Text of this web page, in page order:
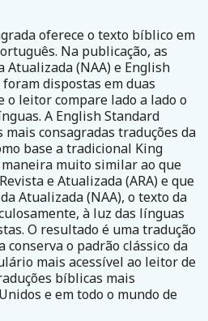
oferece o texto bíblico em
Na publicação, as
Atualizada (NAA) e English
dispostas em duas
o leitor compare lado a lado o
A English Standard
mais consagradas traduções da
base a tradicional King
maneira muito similar ao que
e Atualizada (ARA) e que
Atualizada (NAA), o texto da
à luz das línguas
O resultado é uma tradução
o padrão clássico da
mais acessível ao leitor de
bíblicas mais
e em todo o mundo de